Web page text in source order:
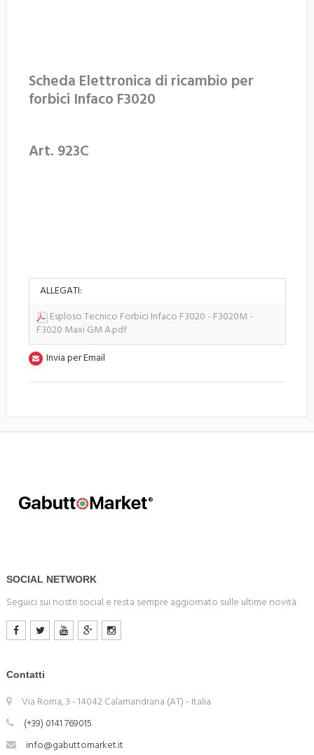
Scheda Elettronica di ricambio per
forbici Infaco F3020
Art. 923C
ALLEGATI:
Esploso Tecnico Forbici Infaco F3020 - F3020M -
F3020 Maxi GM A.pdf
Invia per Email
SOCIAL NETWORK
Seguici sui nostri social e resta sempre aggiornato sulle ultime novità.
Contatti
Via Roma, 3 - 14042 Calamandrana (AT) - Italia
(+39) 0141 769015
info@gabuttomarket.it